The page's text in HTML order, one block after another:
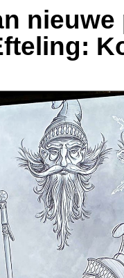
nieuwe